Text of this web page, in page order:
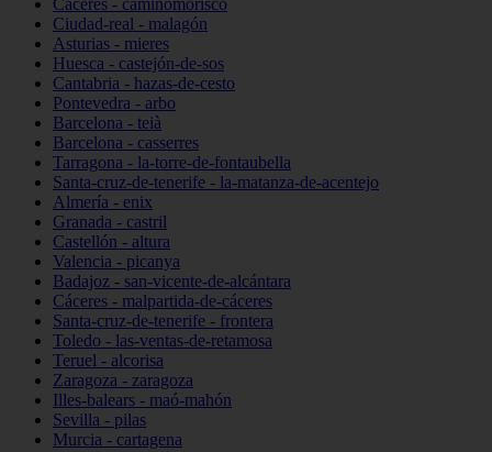
Cáceres - caminomorisco
Ciudad-real - malagón
Asturias - mieres
Huesca - castejón-de-sos
Cantabria - hazas-de-cesto
Pontevedra - arbo
Barcelona - teià
Barcelona - casserres
Tarragona - la-torre-de-fontaubella
Santa-cruz-de-tenerife - la-matanza-de-acentejo
Almería - enix
Granada - castril
Castellón - altura
Valencia - picanya
Badajoz - san-vicente-de-alcántara
Cáceres - malpartida-de-cáceres
Santa-cruz-de-tenerife - frontera
Toledo - las-ventas-de-retamosa
Teruel - alcorisa
Zaragoza - zaragoza
Illes-balears - maó-mahón
Sevilla - pilas
Murcia - cartagena